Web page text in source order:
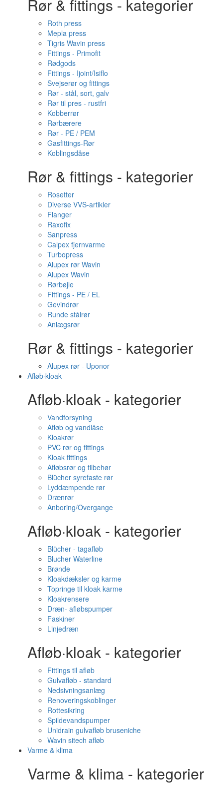
Rør & fittings - kategorier
Roth press
Mepla press
Tigris Wavin press
Fittings - Primofit
Rødgods
Fittings - Ijoint/Isiflo
Svejserør og fittings
Rør - stål, sort, galv
Rør til pres - rustfri
Kobberrør
Rørbærere
Rør - PE / PEM
Gasfittings-Rør
Koblingsdåse
Rør & fittings - kategorier
Rosetter
Diverse VVS-artikler
Flanger
Raxofix
Sanpress
Calpex fjernvarme
Turbopress
Alupex rør Wavin
Alupex Wavin
Rørbøjle
Fittings - PE / EL
Gevindrør
Runde stålrør
Anlægsrør
Rør & fittings - kategorier
Alupex rør - Uponor
Afløb·kloak
Afløb·kloak - kategorier
Vandforsyning
Afløb og vandlåse
Kloakrør
PVC rør og fittings
Kloak fittings
Afløbsrør og tilbehør
Blücher syrefaste rør
Lyddæmpende rør
Drænrør
Anboring/Overgange
Afløb·kloak - kategorier
Blücher - tagafløb
Blucher Waterline
Brønde
Kloakdæksler og karme
Topringe til kloak karme
Kloakrensere
Dræn- afløbspumper
Faskiner
Linjedræn
Afløb·kloak - kategorier
Fittings til afløb
Gulvafløb - standard
Nedsivningsanlæg
Renoveringskoblinger
Rottesikring
Spildevandspumper
Unidrain gulvafløb bruseniche
Wavin sitech afløb
Varme & klima
Varme & klima - kategorier